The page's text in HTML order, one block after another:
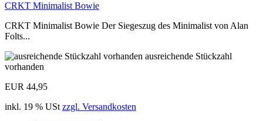
CRKT Minimalist Bowie
CRKT Minimalist Bowie Der Siegeszug des Minimalist von Alan
Folts...
ausreichende Stückzahl
vorhanden
EUR 44,95
inkl. 19 % USt zzgl. Versandkosten